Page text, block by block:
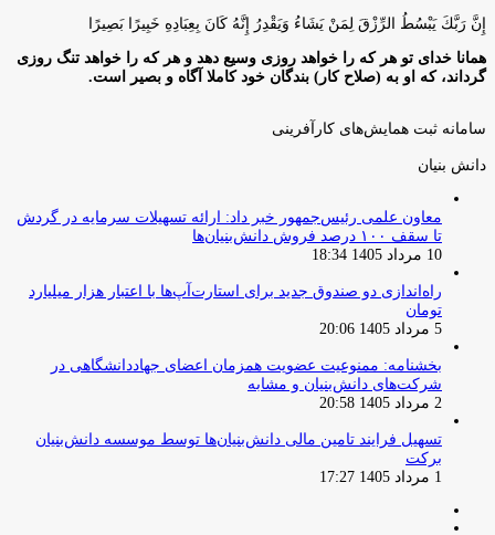
إِنَّ رَبَّكَ يَبْسُطُ الرِّزْقَ لِمَنْ يَشَاءُ وَيَقْدِرُ إِنَّهُ كَانَ بِعِبَادِهِ خَبِيرًا بَصِيرًا
همانا خدای تو هر که را خواهد روزی وسیع دهد و هر که را خواهد تنگ روزی
گرداند، که او به (صلاح کار) بندگان خود کاملا آگاه و بصیر است.
سامانه ثبت همایش‌های کارآفرینی
دانش‌ بنیان‌
معاون علمی رئیس‌جمهور خبر داد: ارائه تسهیلات سرمایه در گردش
تا سقف ۱۰۰ درصد فروش دانش‌بنیان‌ها
10 مرداد 1405 18:34
راه‌اندازی دو صندوق جدید برای استارت‌آپ‌ها با اعتبار هزار میلیارد
تومان
5 مرداد 1405 20:06
بخشنامه: ممنوعیت عضویت همزمان اعضای جهاددانشگاهی در
شرکت‌های دانش‌بنیان و مشابه
2 مرداد 1405 20:58
تسهیل فرایند تامین مالی دانش‌بنیان‌ها توسط موسسه دانش‌بنیان
برکت
1 مرداد 1405 17:27